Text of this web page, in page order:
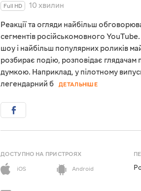
Full HD
10 хвилин
Реакції та огляди найбільш
сегментів російськомовного
шоу і найбільш популярних роликів
розбирає подію, розповідає глядачам
думкою. Наприклад, у пілотному
легендарний б
ДЕТАЛЬНІШЕ
ДОСТУПНО НА ПРИСТРОЯХ
iOS
Android